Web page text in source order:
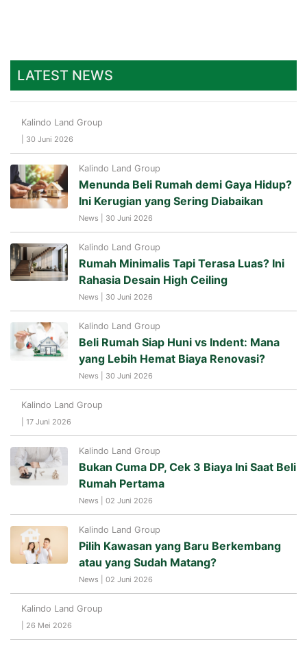
LATEST NEWS
Kalindo Land Group
| 30 Juni 2026
Kalindo Land Group
Menunda Beli Rumah demi Gaya Hidup?
Ini Kerugian yang Sering Diabaikan
News | 30 Juni 2026
Kalindo Land Group
Rumah Minimalis Tapi Terasa Luas? Ini
Rahasia Desain High Ceiling
News | 30 Juni 2026
Kalindo Land Group
Beli Rumah Siap Huni vs Indent: Mana
yang Lebih Hemat Biaya Renovasi?
News | 30 Juni 2026
Kalindo Land Group
| 17 Juni 2026
Kalindo Land Group
Bukan Cuma DP, Cek 3 Biaya Ini Saat Beli
Rumah Pertama
News | 02 Juni 2026
Kalindo Land Group
Pilih Kawasan yang Baru Berkembang
atau yang Sudah Matang?
News | 02 Juni 2026
Kalindo Land Group
| 26 Mei 2026